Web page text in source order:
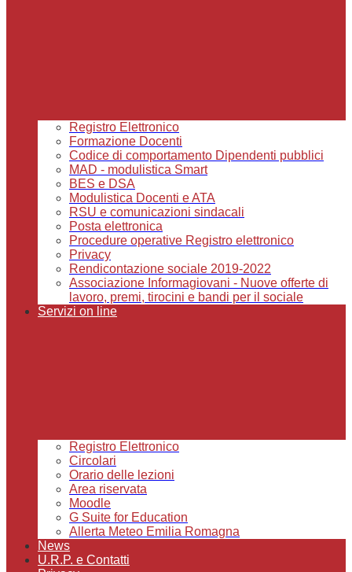
Registro Elettronico
Formazione Docenti
Codice di comportamento Dipendenti pubblici
MAD - modulistica Smart
BES e DSA
Modulistica Docenti e ATA
RSU e comunicazioni sindacali
Posta elettronica
Procedure operative Registro elettronico
Privacy
Rendicontazione sociale 2019-2022
Associazione Informagiovani - Nuove offerte di
lavoro, premi, tirocini e bandi per il sociale
Servizi on line
Registro Elettronico
Circolari
Orario delle lezioni
Area riservata
Moodle
G Suite for Education
Allerta Meteo Emilia Romagna
News
U.R.P. e Contatti